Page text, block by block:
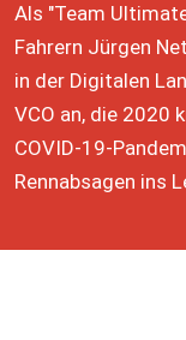
Als "Team
Fahrern Jürgen
in der Digitalen
VCO an, die 2020
COVID-19-
Rennabsagen ins